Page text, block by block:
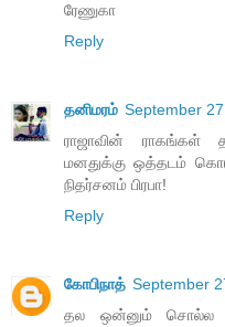
ரேணுகா
Reply
தனிமரம் September
ராஜாவின் ராகங்கள்
மனதுக்கு ஒத்தடம்
நிதர்சனம் பிரபா!
Reply
கோபிநாத் September
தல ஒன்னும் சொல்ல